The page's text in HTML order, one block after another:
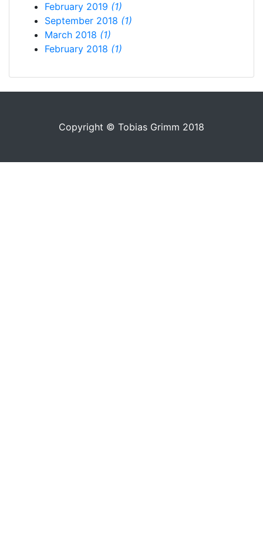
February 2019 (1)
September 2018 (1)
March 2018 (1)
February 2018 (1)
Copyright © Tobias Grimm 2018